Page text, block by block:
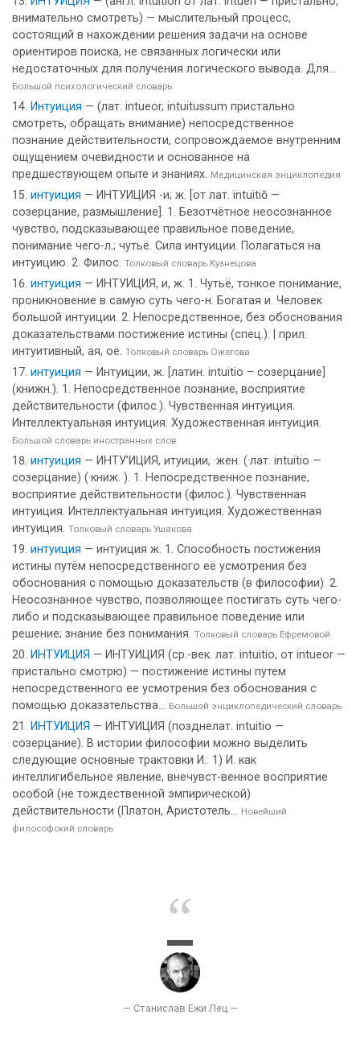
внимательно смотреть) — мыслительный процесс,
состоящий в нахождении решения задачи на основе
ориентиров поиска, не связанных логически или
недостаточных для получения логического вывода. Для...
Большой психологический словарь
Интуиция — (лат. intueor, intuitussum пристально
смотреть, обращать внимание) непосредственное
познание действительности, сопровождаемое внутренним
ощущением очевидности и основанное на
предшествующем опыте и знаниях. Медицинская энциклопедия
интуиция — ИНТУИЦИЯ -и; ж. [от лат. intuitiō —
созерцание, размышление]. 1. Безотчётное неосознанное
чувство, подсказывающее правильное поведение,
понимание чего-л.; чутьё. Сила интуиции. Полагаться на
интуицию. 2. Филос. Толковый словарь Кузнецова
интуиция — ИНТУИЦИЯ, и, ж. 1. Чутьё, тонкое понимание,
проникновение в самую суть чего-н. Богатая и. Человек
большой интуиции. 2. Непосредственное, без обоснования
доказательствами постижение истины (спец.). | прил.
интуитивный, ая, ое. Толковый словарь Ожегова
интуиция — Интуиции, ж. [латин. intuitio – созерцание]
(книжн.). 1. Непосредственное познание, восприятие
действительности (филос.). Чувственная интуиция.
Интеллектуальная интуиция. Художественная интуиция.
Большой словарь иностранных слов
интуиция — ИНТУ’ИЦИЯ, итуиции, ·жен. (·лат. intuitio —
созерцание) (·книж. ). 1. Непосредственное познание,
восприятие действительности (филос.). Чувственная
интуиция. Интеллектуальная интуиция. Художественная
интуиция. Толковый словарь Ушакова
интуиция — интуиция ж. 1. Способность постижения
истины путём непосредственного её усмотрения без
обоснования с помощью доказательств (в философии). 2.
Неосознанное чувство, позволяющее постигать суть чего-
либо и подсказывающее правильное поведение или
решение; знание без понимания. Толковый словарь Ефремовой
ИНТУИЦИЯ — ИНТУИЦИЯ (ср.-век. лат. intuitio, от intueor —
пристально смотрю) — постижение истины путем
непосредственного ее усмотрения без обоснования с
помощью доказательства... Большой энциклопедический словарь
ИНТУИЦИЯ — ИНТУИЦИЯ (позднелат. intuitio —
созерцание). В истории философии можно выделить
следующие основные трактовки И.: 1) И. как
интеллигибельное явление, внечувст-венное восприятие
особой (не тождественной эмпирической)
действительности (Платон, Аристотель... Новейший
философский словарь